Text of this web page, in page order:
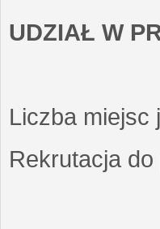
UDZIAŁ W
Liczba miejsc
Rekrutacja